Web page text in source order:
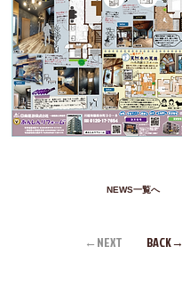
NEWS一覧へ
BACK→
←NEXT